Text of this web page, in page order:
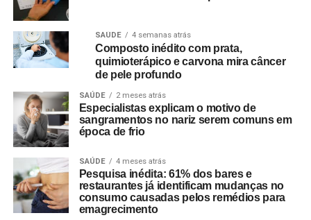
SAÚDE 4 semanas atrás
Composto inédito com prata,
quimioterápico e carvona mira câncer
de pele profundo
SAÚDE 2 meses atrás
Especialistas explicam o motivo de
sangramentos no nariz serem comuns em
época de frio
SAÚDE 4 meses atrás
Pesquisa inédita: 61% dos bares e
restaurantes já identificam mudanças no
consumo causadas pelos remédios para
emagrecimento